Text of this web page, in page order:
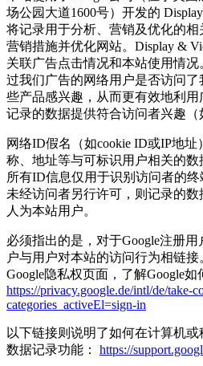
场公园大道1600号）开发的
将记录用于分析、营销及优化的
营销措施并优化网站。Display &
关联广告点击情况和本站使用情
过我们广告的网络用户是否访问
些产品感兴趣，从而更有效地利
记录的数据提供符合访问者兴趣（
网络ID假名（如cookie ID或IP地
称、地址等与可标识用户相关的
所有ID信息仅用于识别访问者的
未经访问者另行许可，则记录的
人为本站用户。
必须指出的是，对于Google注册用
户与用户对本站的访问行为相链
Google隐私权页面，了解Google如
https://privacy.google.de/intl/de/take-
categories_activeEl=sign-in
以下链接则说明了如何在计算机
数据记录功能： https://